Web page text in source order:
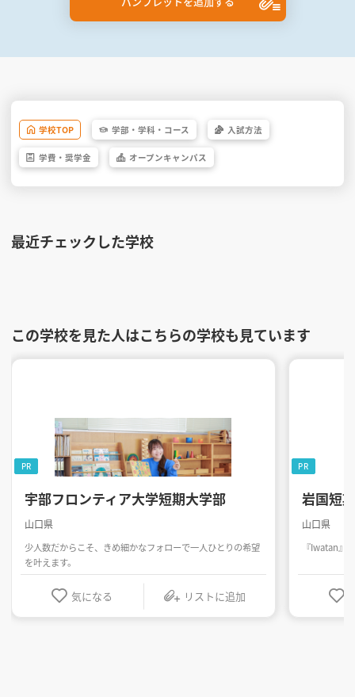
学校TOP 学部・ 学科・ コース 入試方法
学費・ 奨学金 オープンキャンパス
最近チェックした学校
この学校を見た人はこちらの学校も見ています
宇部フロンティア大学短期大学部
山口県
少人数だからこそ、きめ細かなフォローで一人ひとりの希望
を叶えます。
気になる リストに追加
PR
岩国短
山口県
『Iwatan』
PR